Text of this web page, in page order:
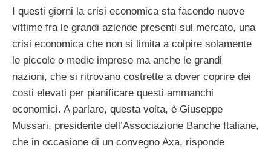
I questi giorni la crisi economica sta facendo nuove
vittime fra le grandi aziende presenti sul mercato, una
crisi economica che non si limita a colpire solamente
le piccole o medie imprese ma anche le grandi
nazioni, che si ritrovano costrette a dover coprire dei
costi elevati per pianificare questi ammanchi
economici. A parlare, questa volta, è Giuseppe
Mussari, presidente dell’Associazione Banche Italiane,
che in occasione di un convegno Axa, risponde